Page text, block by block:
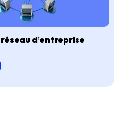
d’entreprise